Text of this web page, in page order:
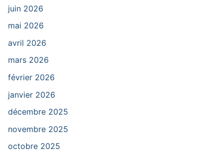
juin 2026
mai 2026
avril 2026
mars 2026
février 2026
janvier 2026
décembre 2025
novembre 2025
octobre 2025